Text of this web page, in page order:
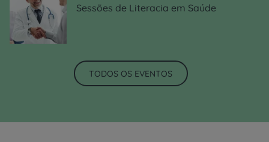
Sessões de Literacia em Saúde
TODOS OS EVENTOS